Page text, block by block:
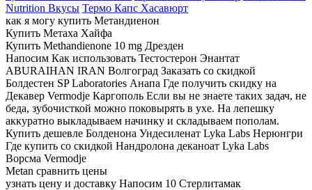
Nutrition Вкусы Термо Капс Хасавюрт
как я могу купить Метандиенон
Купить Метаха Хайфа
Купить Methandienone 10 mg Дрезден
Напосим Как использовать Тестостерон Энантат
ABURAIHAN IRAN Волгоград Заказать со скидкой
Болдестен SP Laboratories Анапа Где получить скидку на
Декавер Vermodje Каргополь Если вы не знаете таких задач, не
беда, зубочисткой можно поковырять в ухе. На лепешку
аккуратно выкладываем начинку и складываем пополам.
Купить дешевле Болденона Ундесиленат Lyka Labs Нерюнгри
Где купить со скидкой Нандролона деканоат Lyka Labs
Ворсма Vermodje
Metan сравнить цены
узнать цену и доставку Напосим 10 Стерлитамак